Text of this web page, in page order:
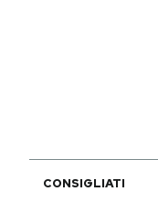
CONSIGLIATI